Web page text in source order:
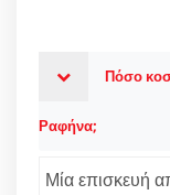
Πόσο
Ραφήνα;
Μία επισκευή